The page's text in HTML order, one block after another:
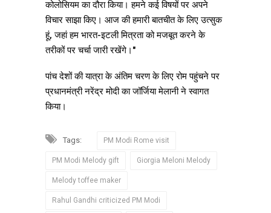
कोलोसियम का दौरा किया। हमने कई विषयों पर अपने
विचार साझा किए। आज की हमारी बातचीत के लिए उत्सुक
हूं, जहां हम भारत-इटली मित्रता को मजबूत करने के
तरीकों पर चर्चा जारी रखेंगे।"
पांच देशों की यात्रा के अंतिम चरण के लिए रोम पहुंचने पर
प्रधानमंत्री नरेंद्र मोदी का जॉर्जिया मेलानी ने स्वागत
किया।
Tags: PM Modi Rome visit
PM Modi Melody gift Giorgia Meloni Melody
Melody toffee maker
Rahul Gandhi criticized PM Modi